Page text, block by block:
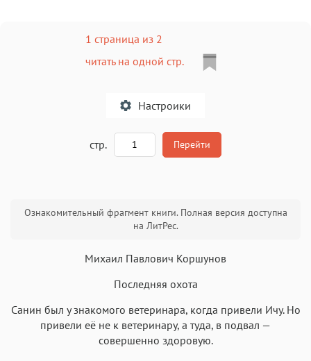
1 страница из 2
читать на одной стр.
Настроики
Аа
Roboto Garamond Fira Sans
Аа
Times
Аа Аа
стр. Перейти
Ознакомительный фрагмент книги. Полная версия доступна
на ЛитРес.
Михаил Павлович Коршунов
Последняя охота
Санин был у знакомого ветеринара, когда привели Ичу. Но
привели её не к ветеринару, а туда, в подвал —
совершенно здоровую.